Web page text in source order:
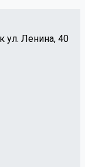
ул. Ленина, 40